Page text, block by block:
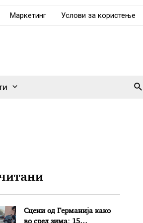
Маркетинг Услови за користење
Сцени од Германија како
во сред зима: 15